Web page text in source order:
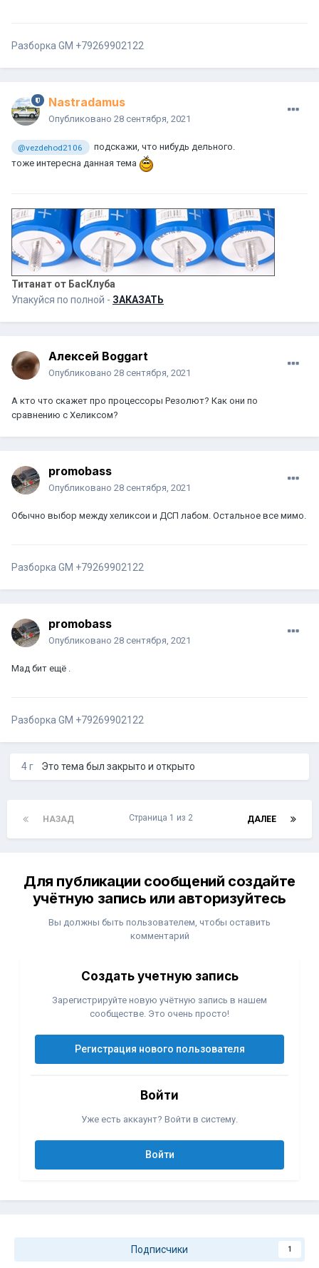
Разборка GM +79269902122
Nastradamus
Опубликовано 28 сентября, 2021
@vezdehod2106
подскажи, что нибудь дельного.
тоже интересна данная тема
Титанат от БасКлуба
Упакуйся по полной - ЗАКАЗАТЬ
Алексей Boggart
Опубликовано 28 сентября, 2021
А кто что скажет про процессоры Резолют? Как они по
сравнению с Хеликсом?
promobass
Опубликовано 28 сентября, 2021
Обычно выбор между хеликсои и ДСП лабом. Остальное все мимо.
Разборка GM +79269902122
promobass
Опубликовано 28 сентября, 2021
Мад бит ещё .
Разборка GM +79269902122
4 г Это тема был закрыто и открыто
НАЗАД ДАЛЕЕ
Страница 1 из 2
Для публикации сообщений создайте
учётную запись или авторизуйтесь
Вы должны быть пользователем, чтобы оставить
комментарий
Создать учетную запись
Зарегистрируйте новую учётную запись в нашем
сообществе. Это очень просто!
Регистрация нового пользователя
Войти
Уже есть аккаунт? Войти в систему.
Войти
Подписчики 1